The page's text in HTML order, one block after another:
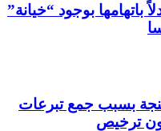
باتهامها بوجود “خيانة”
بسبب جمع تبرعات
ترخيص